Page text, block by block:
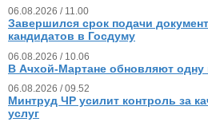
06.08.2026 / 11.00
Завершился срок подачи
кандидатов в Госдуму
06.08.2026 / 10.06
В Ачхой-Мартане обновляют одну
06.08.2026 / 09.52
Минтруд ЧР усилит контроль за
услуг